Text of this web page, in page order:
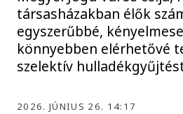
társasházakban élők
egyszerűbbé,
könnyebben elérhetővé
szelektív
2026. JÚNIUS 26. 14:17